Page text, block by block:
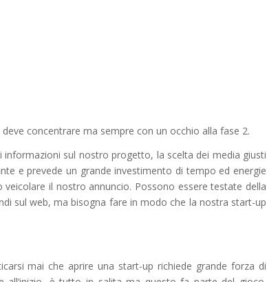
concentrare ma sempre con un occhio alla fase 2.
sul nostro progetto, la scelta dei media giusti
e prevede un grande investimento di tempo ed energie
il nostro annuncio. Possono essere testate della
sul web, ma bisogna fare in modo che la nostra start-up
mai che aprire una start-up richiede grande forza di